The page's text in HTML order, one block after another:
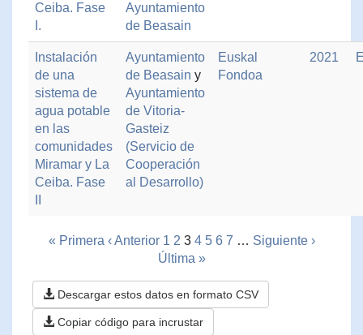
Ceiba. Fase
I.
Ayuntamiento
de Beasain
Instalación
de una
sistema de
agua potable
en las
comunidades
Miramar y La
Ceiba. Fase
Ayuntamiento
de Beasain y
Ayuntamiento
de Vitoria-
Gasteiz
(Servicio de
Cooperación
al Desarrollo)
Euskal
Fondoa
2021
« Primera ‹ Anterior 1 2 3 4 5 6 7 … Siguiente ›
Última »
Descargar estos datos en formato CSV
Copiar código para incrustar